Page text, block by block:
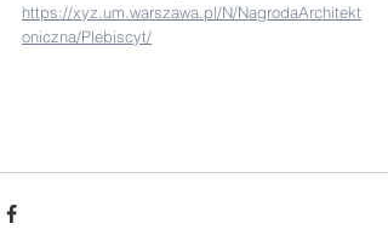
https://xyz.um.warszawa.pl/N/NagrodaArchitekt
oniczna/Plebiscyt/